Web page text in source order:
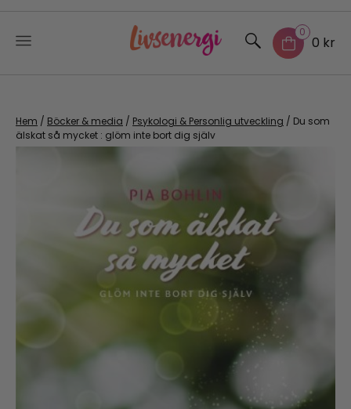
content
0
0 kr
Hem / Böcker & media / Psykologi & Personlig utveckling / Du som
älskat så mycket : glöm inte bort dig själv